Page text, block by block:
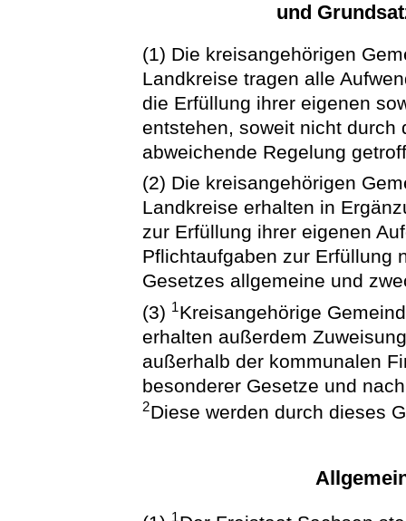
und
(1) Die kreisangehörigen
Landkreise tragen alle
die Erfüllung ihrer eigenen
entstehen, soweit nicht durch
abweichende Regelung
(2) Die kreisangehörigen
Landkreise erhalten in
zur Erfüllung ihrer eigenen
Pflichtaufgaben zur Erfüllung
Gesetzes allgemeine und
(3) 1Kreisangehörige
erhalten außerdem
außerhalb der kommunalen
besonderer Gesetze und
2Diese werden durch dieses
1